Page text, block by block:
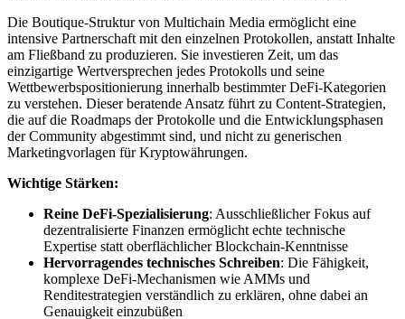
Die Boutique-Struktur von Multichain Media ermöglicht eine
intensive Partnerschaft mit den einzelnen Protokollen, anstatt Inhalte
am Fließband zu produzieren. Sie investieren Zeit, um das
einzigartige Wertversprechen jedes Protokolls und seine
Wettbewerbspositionierung innerhalb bestimmter DeFi-Kategorien
zu verstehen. Dieser beratende Ansatz führt zu Content-Strategien,
die auf die Roadmaps der Protokolle und die Entwicklungsphasen
der Community abgestimmt sind, und nicht zu generischen
Marketingvorlagen für Kryptowährungen.
Wichtige Stärken:
Reine DeFi-Spezialisierung: Ausschließlicher Fokus auf
dezentralisierte Finanzen ermöglicht echte technische
Expertise statt oberflächlicher Blockchain-Kenntnisse
Hervorragendes technisches Schreiben: Die Fähigkeit,
komplexe DeFi-Mechanismen wie AMMs und
Renditestrategien verständlich zu erklären, ohne dabei an
Genauigkeit einzubüßen